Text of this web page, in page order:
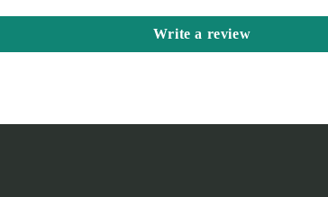
Write a review